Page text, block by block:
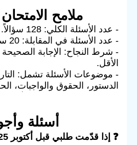
ملامح
- عدد الأسئلة الكلي: 128 سؤالاً.
- عدد الأسئلة في المقابلة: 20 سؤالاً فقط.
الأقل.
- موضوعات الأسئلة تشمل:
الدستور، الحقوق والواجبات،
أسئلة